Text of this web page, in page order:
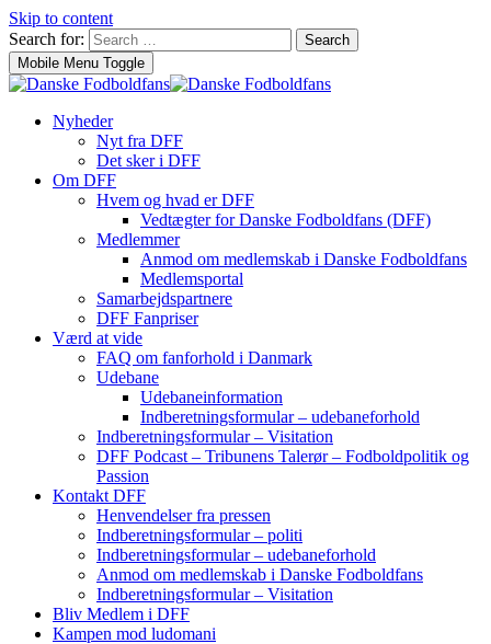
Skip to content
Search for:
Search
Mobile Menu Toggle
Nyheder
Nyt fra DFF
Det sker i DFF
Om DFF
Hvem og hvad er DFF
Vedtægter for Danske Fodboldfans (DFF)
Medlemmer
Anmod om medlemskab i Danske Fodboldfans
Medlemsportal
Samarbejdspartnere
DFF Fanpriser
Værd at vide
FAQ om fanforhold i Danmark
Udebane
Udebaneinformation
Indberetningsformular – udebaneforhold
Indberetningsformular – Visitation
DFF Podcast – Tribunens Talerør – Fodboldpolitik og
Passion
Kontakt DFF
Henvendelser fra pressen
Indberetningsformular – politi
Indberetningsformular – udebaneforhold
Anmod om medlemskab i Danske Fodboldfans
Indberetningsformular – Visitation
Bliv Medlem i DFF
Kampen mod ludomani